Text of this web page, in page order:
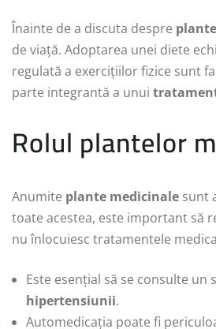
Înainte de a discuta despre
de viață. Adoptarea unei diete
regulată a exercițiilor fizice sunt
parte integrantă a unui
Rolul plantelor
Anumite plante medicinale sunt
toate acestea, este important să
nu înlocuiesc tratamentele
Este esențial să se consulte
hipertensiunii.
Automedicația poate fi